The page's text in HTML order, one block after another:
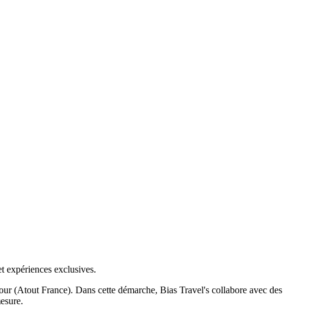
expériences exclusives.
(Atout France). Dans cette démarche, Bias Travel's collabore avec des